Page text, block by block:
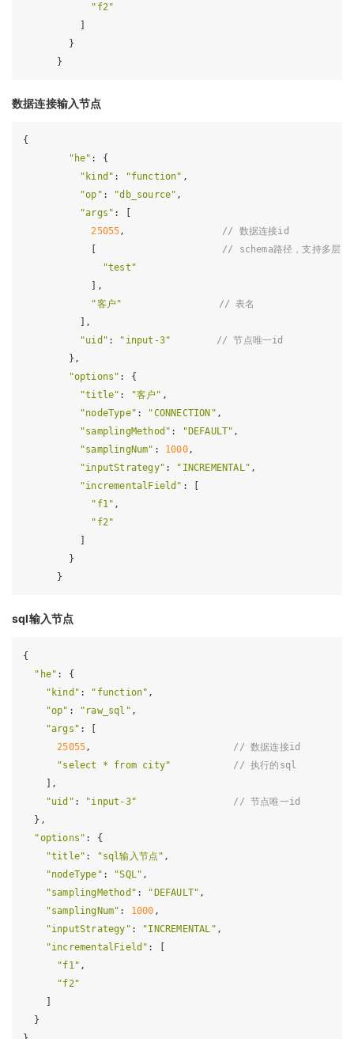
"f2"
        }
数据连接输入节点
{
"he" : {
"kind" : "function" ,
"op" : "db_source" ,
"args" : [
25055, // 数据连接id
// schema路径，支持多层，
"test"
            ],
"客户"
// 表名
          ],
"uid" : "input-3"
// 节点唯一id
        },
"options" : {
"title" : "客户" ,
"nodeType" : "CONNECTION" ,
"samplingMethod" : "DEFAULT" ,
"samplingNum" : 1000,
"inputStrategy" : "INCREMENTAL" ,
"incrementalField" : [
"f1" ,
"f2"
        }
sql输入节点
{
"he" : {
"kind" : "function" ,
"op" : "raw_sql" ,
"args" : [
25055, // 数据连接id
"select * from city"
// 执行的sql
    ],
"uid" : "input-3"
// 节点唯一id
  },
"options" : {
"title" : "sql输入节点" ,
"nodeType" : "SQL" ,
"samplingMethod" : "DEFAULT" ,
"samplingNum" : 1000 ,
"inputStrategy" : "INCREMENTAL" ,
"incrementalField" : [
"f1" ,
"f2"
  }